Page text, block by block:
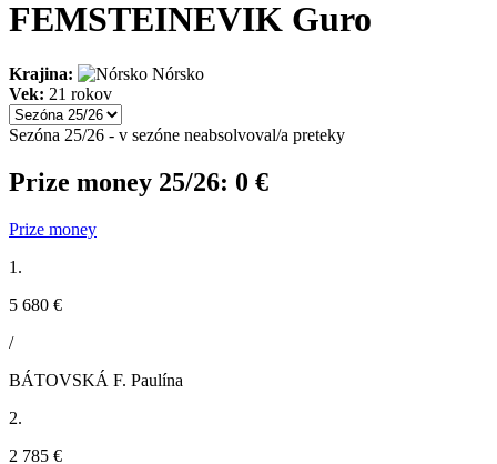
FEMSTEINEVIK Guro
Krajina:
Nórsko
Vek: 21 rokov
Sezóna 25/26 - v sezóne neabsolvoval/a preteky
Prize money 25/26: 0 €
Prize money
1.
5 680 €
/
BÁTOVSKÁ F. Paulína
2.
2 785 €